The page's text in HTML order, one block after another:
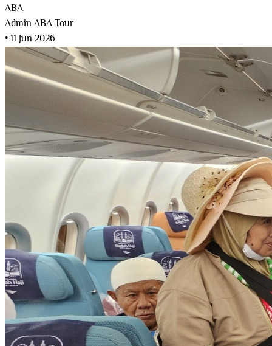
ABA
Admin ABA Tour
•11 Jun 2026